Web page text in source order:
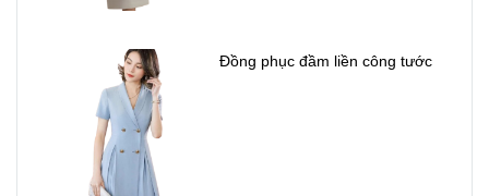
Đồng phục đầm liền công tước